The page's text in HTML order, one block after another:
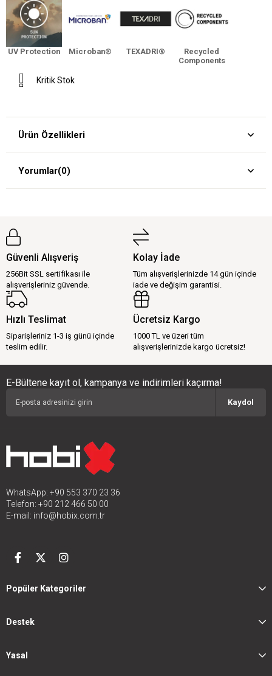
UV Protection Microban® TEXADRI®
Recycled
Components
Kritik Stok
Ürün Özellikleri
Yorumlar(0)
Güvenli Alışveriş
256Bit SSL sertifikası ile
alışverişleriniz güvende.
Kolay İade
Tüm alışverişlerinizde 14 gün içinde
iade ve değişim garantisi.
Hızlı Teslimat
Siparişleriniz 1-3 iş günü içinde
teslim edilir.
Ücretsiz Kargo
1000 TL ve üzeri tüm
alışverişlerinizde kargo ücretsiz!
E-Bültene kayıt ol, kampanya ve indirimleri kaçırma!
Kaydol
WhatsApp: +90 553 370 23 36
Telefon: +90 212 466 50 00
E-mail: info@hobix.com.tr
Popüler Kategoriler
Destek
Yasal